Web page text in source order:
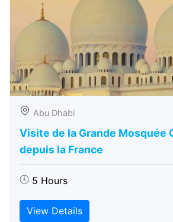
Abu Dhabi
Visite de la Grande Mosquée
depuis la France
5 Hours
View Details